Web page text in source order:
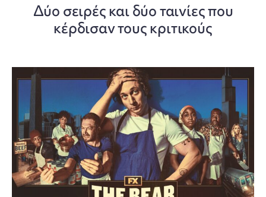
Δύο σειρές και δύο ταινίες που
κέρδισαν τους κριτικούς